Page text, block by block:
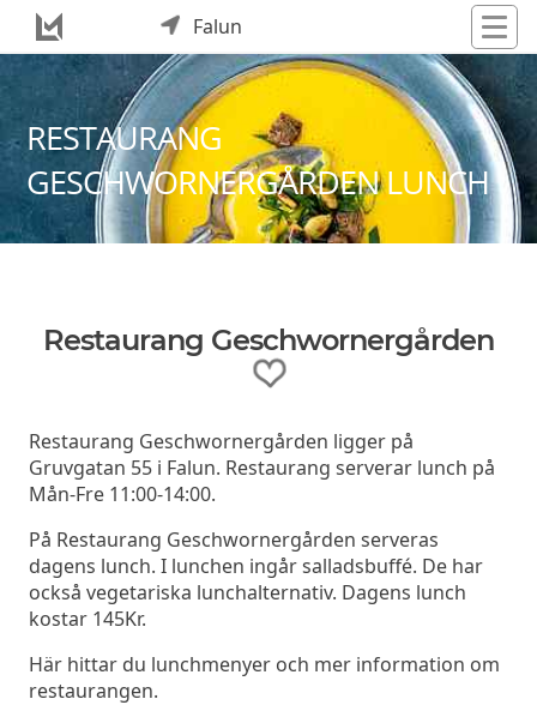
Falun
RESTAURANG
GESCHWORNERGÅRDEN LUNCH
Restaurang Geschwornergården
Restaurang Geschwornergården ligger på
Gruvgatan 55 i Falun. Restaurang serverar lunch på
Mån-Fre 11:00-14:00.
På Restaurang Geschwornergården serveras
dagens lunch. I lunchen ingår salladsbuffé. De har
också vegetariska lunchalternativ. Dagens lunch
kostar 145Kr.
Här hittar du lunchmenyer och mer information om
restaurangen.